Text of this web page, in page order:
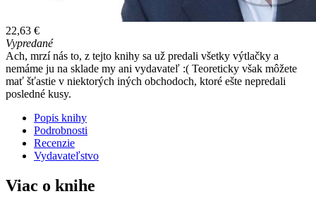
22,63 €
Vypredané
Ach, mrzí nás to, z tejto knihy sa už predali všetky výtlačky a
nemáme ju na sklade my ani vydavateľ :( Teoreticky však môžete
mať šťastie v niektorých iných obchodoch, ktoré ešte nepredali
posledné kusy.
Popis knihy
Podrobnosti
Recenzie
Vydavateľstvo
Viac o knihe